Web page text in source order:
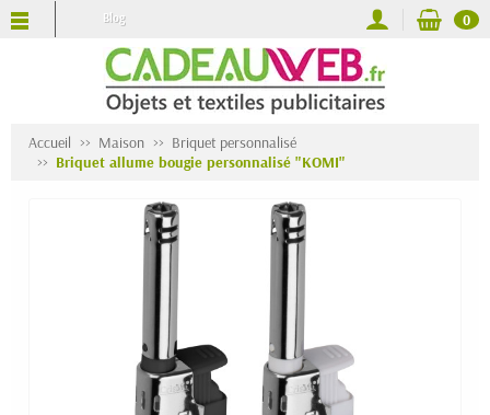
Blog 0
Accueil Maison
Briquet personnalisé
Briquet allume bougie personnalisé "KOMI"